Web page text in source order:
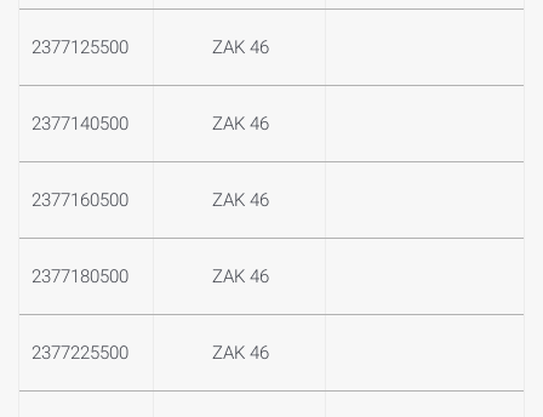
2377125500 ZAK 46
2377140500 ZAK 46
2377160500 ZAK 46
2377180500 ZAK 46
2377225500 ZAK 46